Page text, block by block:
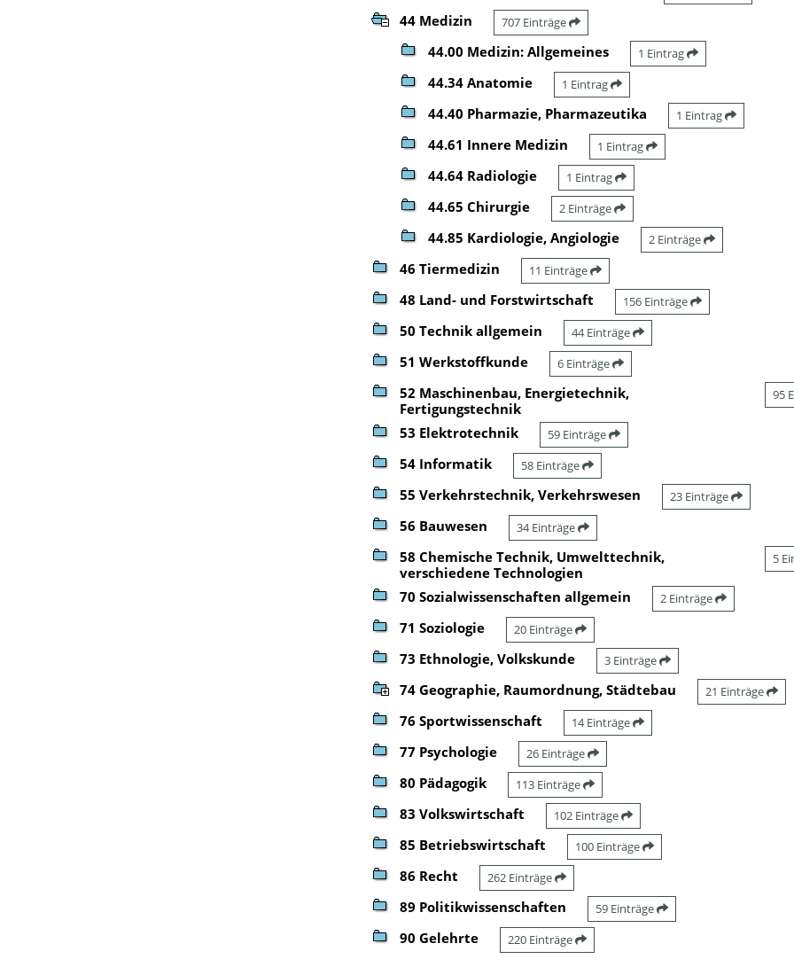
44 Medizin 707 Einträge
44.00 Medizin: Allgemeines 1 Eintrag
44.34 Anatomie 1 Eintrag
44.40 Pharmazie, Pharmazeutika 1 Eintrag
44.61 Innere Medizin 1 Eintrag
44.64 Radiologie 1 Eintrag
44.65 Chirurgie 2 Einträge
44.85 Kardiologie, Angiologie 2 Einträge
46 Tiermedizin 11 Einträge
48 Land- und Forstwirtschaft 156 Einträge
50 Technik allgemein 44 Einträge
51 Werkstoffkunde 6 Einträge
52 Maschinenbau, Energietechnik,
Fertigungstechnik
95
53 Elektrotechnik 59 Einträge
54 Informatik 58 Einträge
55 Verkehrstechnik, Verkehrswesen 23 Einträge
56 Bauwesen 34 Einträge
58 Chemische Technik, Umwelttechnik,
verschiedene Technologien
5
70 Sozialwissenschaften allgemein 2 Einträge
71 Soziologie 20 Einträge
73 Ethnologie, Volkskunde 3 Einträge
74 Geographie, Raumordnung, Städtebau 21 Einträge
76 Sportwissenschaft 14 Einträge
77 Psychologie 26 Einträge
80 Pädagogik 113 Einträge
83 Volkswirtschaft 102 Einträge
85 Betriebswirtschaft 100 Einträge
86 Recht 262 Einträge
89 Politikwissenschaften 59 Einträge
90 Gelehrte 220 Einträge